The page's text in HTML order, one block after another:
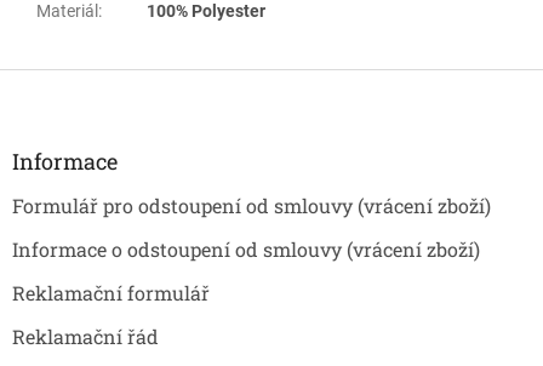
Materiál : 100% Polyester
Z
Informace
Formulář pro odstoupení od smlouvy (vrácení zboží)
Informace o odstoupení od smlouvy (vrácení zboží)
Reklamační formulář
Reklamační řád